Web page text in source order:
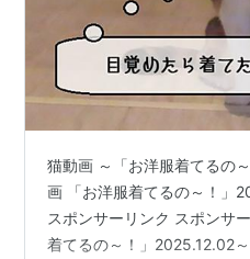
猫動画 ～「お洋服着てるの
画 「お洋服着てるの～！」
スポンサーリンク スポンサ
着てるの～！」2025.12.02